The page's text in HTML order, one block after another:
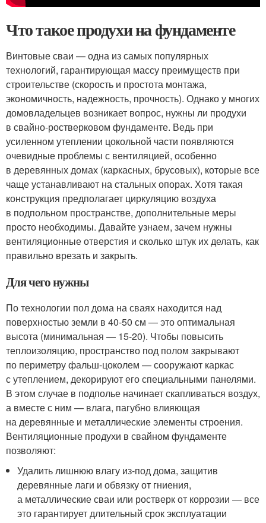
Что такое продухи на фундаменте
Винтовые сваи — одна из самых популярных
технологий, гарантирующая массу преимуществ при
строительстве (скорость и простота монтажа,
экономичность, надежность, прочность). Однако у многих
домовладельцев возникает вопрос, нужны ли продухи
в свайно-ростверковом фундаменте. Ведь при
усиленном утеплении цокольной части появляются
очевидные проблемы с вентиляцией, особенно
в деревянных домах (каркасных, брусовых), которые все
чаще устанавливают на стальных опорах. Хотя такая
конструкция предполагает циркуляцию воздуха
в подпольном пространстве, дополнительные меры
просто необходимы. Давайте узнаем, зачем нужны
вентиляционные отверстия и сколько штук их делать, как
правильно врезать и закрыть.
Для чего нужны
По технологии пол дома на сваях находится над
поверхностью земли в 40-50 см — это оптимальная
высота (минимальная — 15-20). Чтобы повысить
теплоизоляцию, пространство под полом закрывают
по периметру фальш-цоколем — сооружают каркас
с утеплением, декорируют его специальными панелями.
В этом случае в подполье начинает скапливаться воздух,
а вместе с ним — влага, пагубно влияющая
на деревянные и металлические элементы строения.
Вентиляционные продухи в свайном фундаменте
позволяют:
Удалить лишнюю влагу из-под дома, защитив
деревянные лаги и обвязку от гниения,
а металлические сваи или ростверк от коррозии — все
это гарантирует длительный срок эксплуатации